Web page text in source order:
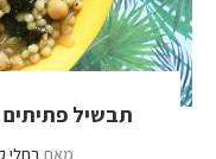
תבשיל פתיתים
מאת רחלי